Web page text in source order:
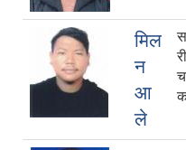
मिल
न
आ
ले
री